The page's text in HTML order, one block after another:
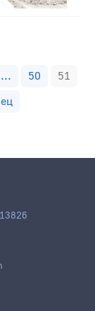
... 50
51